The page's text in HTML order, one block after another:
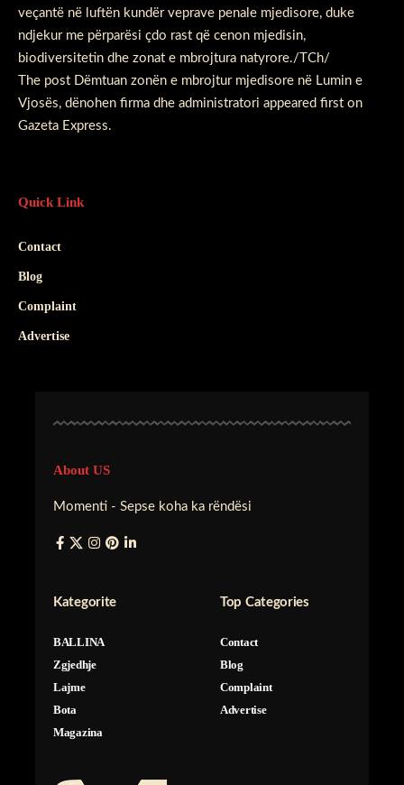
veçantë në luftën kundër veprave penale mjedisore, duke
ndjekur me përparësi çdo rast që cenon mjedisin,
biodiversitetin dhe zonat e mbrojtura natyrore./TCh/
The post Dëmtuan zonën e mbrojtur mjedisore në Lumin e
Vjosës, dënohen firma dhe administratori appeared first on
Gazeta Express.
Quick Link
Contact
Blog
Complaint
Advertise
About US
Momenti - Sepse koha ka rëndësi
Kategorite
BALLINA
Zgjedhje
Lajme
Bota
Magazina
Top Categories
Contact
Blog
Complaint
Advertise